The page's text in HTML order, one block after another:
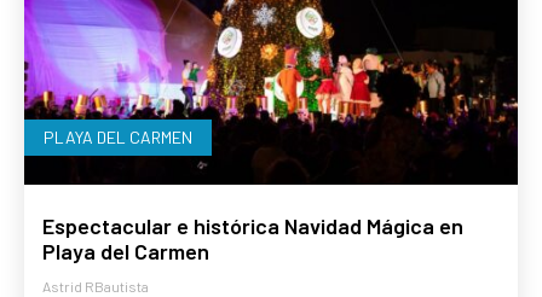
PLAYA DEL CARMEN
Espectacular e histórica Navidad Mágica en
Playa del Carmen
Astrid RBautista